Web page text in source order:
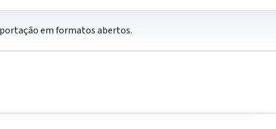
em formatos abertos.